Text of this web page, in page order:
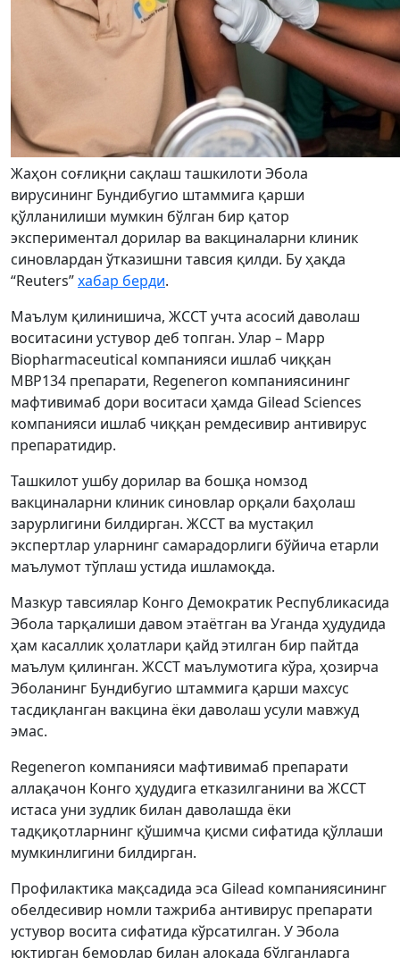
Жаҳон соғлиқни сақлаш ташкилоти Эбола
вирусининг Бундибугио штаммига қарши
қўлланилиши мумкин бўлган бир қатор
экспериментал дорилар ва вакциналарни клиник
синовлардан ўтказишни тавсия қилди. Бу ҳақда
“Reuters”хабар берди.
Маълум қилинишича, ЖССТ учта асосий даволаш
воситасини устувор деб топган. Улар – Mapp
Biopharmaceutical компанияси ишлаб чиққан
MBP134 препарати, Regeneron компаниясининг
мафтивимаб дори воситаси ҳамда Gilead Sciences
компанияси ишлаб чиққан ремдесивир антивирус
препаратидир.
Ташкилот ушбу дорилар ва бошқа номзод
вакциналарни клиник синовлар орқали баҳолаш
зарурлигини билдирган. ЖССТ ва мустақил
экспертлар уларнинг самарадорлиги бўйича етарли
маълумот тўплаш устида ишламоқда.
Мазкур тавсиялар Конго Демократик Республикасида
Эбола тарқалиши давом этаётган ва Уганда ҳудудида
ҳам касаллик ҳолатлари қайд этилган бир пайтда
маълум қилинган. ЖССТ маълумотига кўра, ҳозирча
Эболанинг Бундибугио штаммига қарши махсус
тасдиқланган вакцина ёки даволаш усули мавжуд
эмас.
Regeneron компанияси мафтивимаб препарати
аллақачон Конго ҳудудига етказилганини ва ЖССТ
истаса уни зудлик билан даволашда ёки
тадқиқотларнинг қўшимча қисми сифатида қўллаши
мумкинлигини билдирган.
Профилактика мақсадида эса Gilead компаниясининг
обелдесивир номли тажриба антивирус препарати
устувор восита сифатида кўрсатилган. У Эбола
юқтирган беморлар билан алоқада бўлганларга